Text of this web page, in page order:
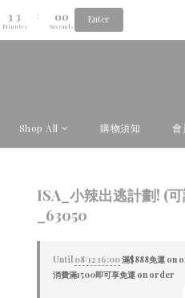
3
2
2
1
Minutes
:
5
4
3
9
8
7
1
0
Seconds
Enter
Shop All 購物須知 會
ISA_小辣出逃計劃! (
_63050
Until 08/12 16:00滿$888免運 on
消費滿1500即可享免運 on order